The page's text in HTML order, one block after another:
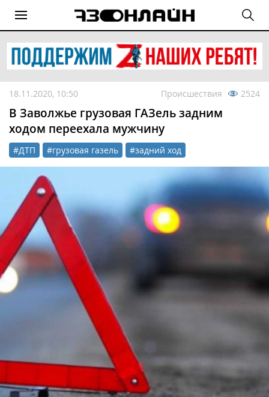
18.11.2020, 10:50 Происшествия 2524
В Заволжье грузовая ГАЗель задним
ходом переехала мужчину
#ДТП #грузовая газель #задний ход